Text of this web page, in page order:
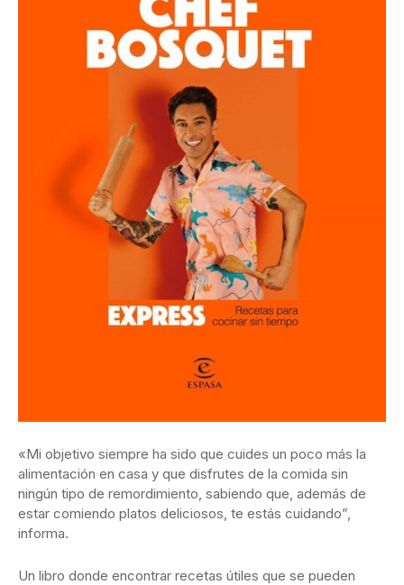
«Mi objetivo siempre ha sido que cuides un poco más la
alimentación en casa y que disfrutes de la comida sin
ningún tipo de remordimiento, sabiendo que, además de
estar comiendo platos deliciosos, te estás cuidando”,
informa.
Un libro donde encontrar recetas útiles que se pueden